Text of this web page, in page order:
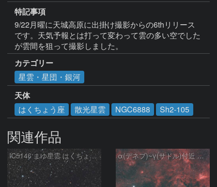
特記事項
9/22月曜に天城高原に出掛け撮影からの6thリリース
です。天気予報とは打って変わって雲の多い空でした
が雲間を狙って撮影しました。
カテゴリー
星雲・星団・銀河
天体
はくちょう座
散光星雲 NGC6888 Sh2-105
関連作品
IC5146 まゆ星雲 はくちょう座 α(デネブ)~γ(サドル)付近 NGC7000 北アメリカ星雲 IC5067~5070 ペリカン星雲 Sh2-112 はくちょう座